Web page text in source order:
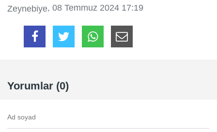
Zeynebiye, 08 Temmuz 2024 17:19
Yorumlar (0)